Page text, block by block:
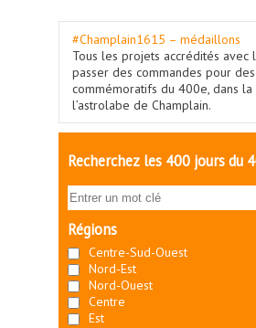
#Champlain1615 – médaillons
Tous les projets accrédités
passer des commandes pour
commémoratifs du 400e, dans
l’astrolabe de Champlain.
Recherchez les 400 jours du
Régions
Centre-Sud-Ouest
Nord-Est
Nord-Ouest
Centre
Est